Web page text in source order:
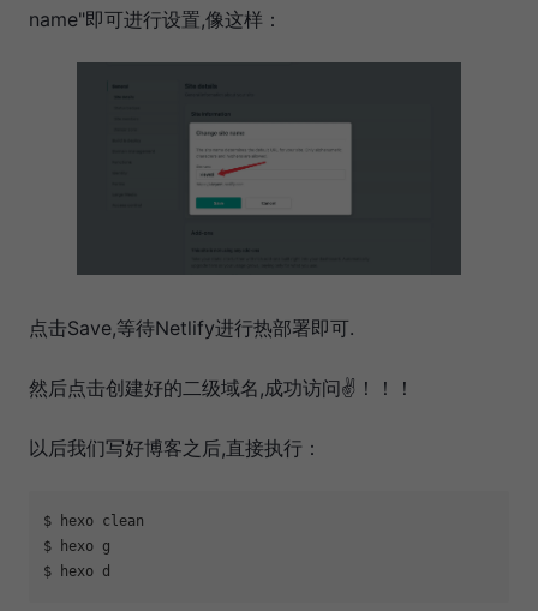
name"即可进行设置,像这样：
点击Save,等待Netlify进行热部署即可.
然后点击创建好的二级域名,成功访问✌️！！！
以后我们写好博客之后,直接执行：
$ hexo clean
$ hexo g